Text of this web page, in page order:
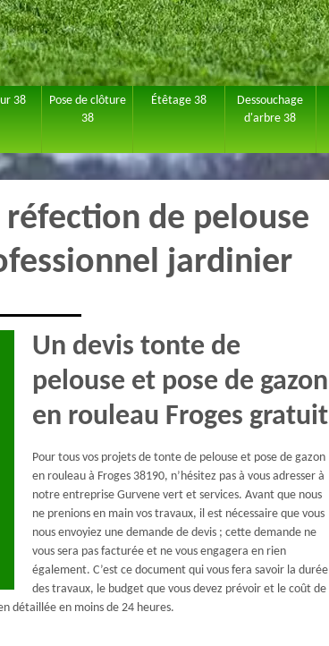
38
Pose de clôture
38
Étêtage 38
Dessouchage
d'arbre 38
de pelouse
jardinier
Un devis tonte de
pelouse et pose de gazon
en rouleau Froges gratuit
Pour tous vos projets de tonte de pelouse et pose de gazon
en rouleau à Froges 38190, n’hésitez pas à vous adresser à
notre entreprise Gurvene vert et services. Avant que nous
ne prenions en main vos travaux, il est nécessaire que vous
nous envoyiez une demande de devis ; cette demande ne
vous sera pas facturée et ne vous engagera en rien
également. C’est ce document qui vous fera savoir la durée
des travaux, le budget que vous devez prévoir et le coût de
détaillée en moins de 24 heures.